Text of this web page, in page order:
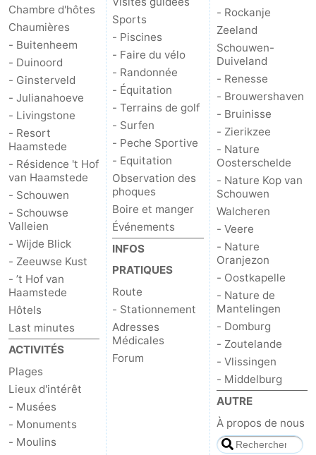
Chambre d'hôtes
Chaumières
- Buitenheem
- Duinoord
- Ginsterveld
- Julianahoeve
- Livingstone
- Resort
Haamstede
- Résidence 't Hof
van Haamstede
- Schouwen
- Schouwse
Valleien
- Wijde Blick
- Zeeuwse Kust
- ’t Hof van
Haamstede
Hôtels
Last minutes
ACTIVITÉS
Plages
Lieux d'intérêt
- Musées
- Monuments
- Moulins
Sports
- Piscines
- Faire du vélo
- Randonnée
- Équitation
- Terrains de golf
- Surfen
- Peche Sportive
- Equitation
Observation des
phoques
Boire et manger
Événements
INFOS
PRATIQUES
Route
- Stationnement
Adresses
Médicales
Forum
- Rockanje
Zeeland
Schouwen-
Duiveland
- Renesse
- Brouwershaven
- Bruinisse
- Zierikzee
- Nature
Oosterschelde
- Nature Kop van
Schouwen
Walcheren
- Veere
- Nature
Oranjezon
- Oostkapelle
- Nature de
Mantelingen
- Domburg
- Zoutelande
- Vlissingen
- Middelburg
AUTRE
À propos de nous